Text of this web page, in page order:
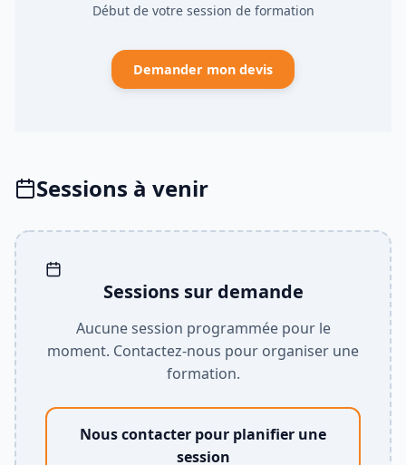
Début de votre session de formation
Demander mon devis
Sessions à venir
Sessions sur demande
Aucune session programmée pour le
moment. Contactez-nous pour organiser une
formation.
Nous contacter pour planifier une
session